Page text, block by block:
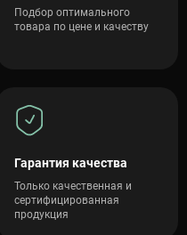
Подбор оптимального
товара по цене и качеству
Гарантия качества
Только качественная и
сертифицированная
продукция